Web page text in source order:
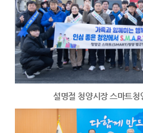
설명절 청양시장 스마트청